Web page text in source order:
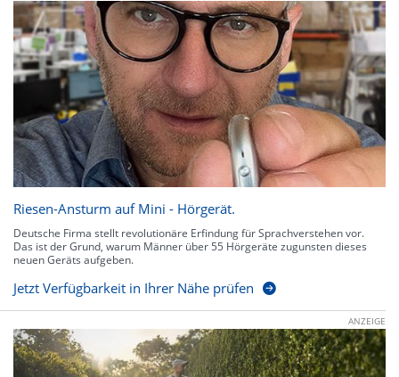
Riesen-Ansturm auf Mini - Hörgerät.
Deutsche Firma stellt revolutionäre Erfindung für Sprachverstehen vor.
Das ist der Grund, warum Männer über 55 Hörgeräte zugunsten dieses
neuen Geräts aufgeben.
Jetzt Verfügbarkeit in Ihrer Nähe prüfen
ANZEIGE